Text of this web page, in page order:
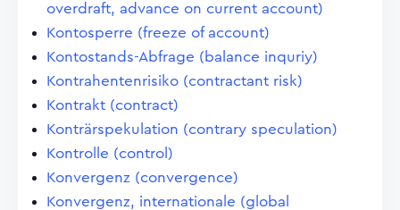
overdraft, advance on current account)
Kontosperre (freeze of account)
Kontostands-Abfrage (balance inquriy)
Kontrahentenrisiko (contractant risk)
Kontrakt (contract)
Konträrspekulation (contrary speculation)
Kontrolle (control)
Konvergenz (convergence)
Konvergenz, internationale (global